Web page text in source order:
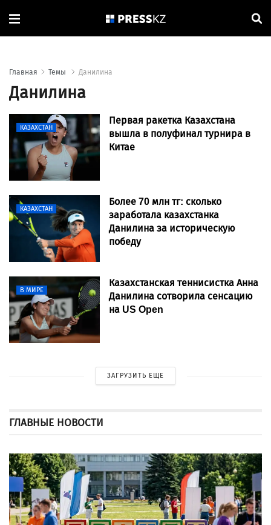
Главная Темы Данилина
Данилина
КАЗАХСТАН
Первая ракетка Казахстана
вышла в полуфинал турнира в
Китае
КАЗАХСТАН
Более 70 млн тг: сколько
заработала казахстанка
Данилина за историческую
победу
В МИРЕ
Казахстанская теннисистка Анна
Данилина сотворила сенсацию
на US Open
ЗАГРУЗИТЬ ЕЩЕ
ГЛАВНЫЕ НОВОСТИ